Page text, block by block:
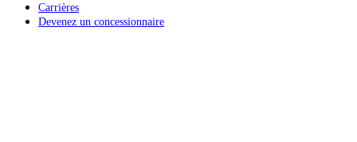
Carrières
Devenez un concessionnaire